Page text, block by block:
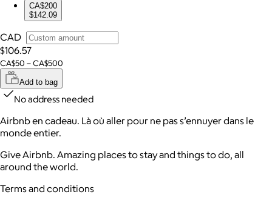
CA$200
$142.09
CAD
$106.57
CA$50 – CA$500
Add to bag
No address needed
Airbnb en cadeau. Là où aller pour ne pas s’ennuyer dans le
monde entier.
Give Airbnb. Amazing places to stay and things to do, all
around the world.
Terms and conditions